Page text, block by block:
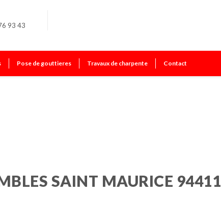
93 43
Pose de gouttieres Travaux de charpente Contact
SAINT MAURICE 94411